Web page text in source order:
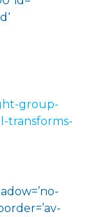
group-
transforms-